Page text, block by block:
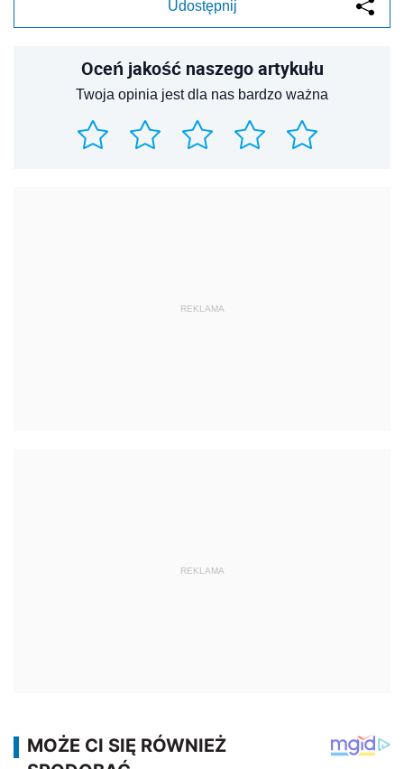
Udostępnij
Oceń jakość naszego artykułu
Twoja opinia jest dla nas bardzo ważna
REKLAMA
REKLAMA